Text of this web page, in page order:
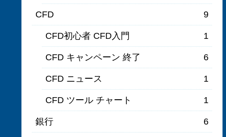
CFD 9
CFD初心者 CFD入門 1
CFD キャンペーン 終了 6
CFD ニュース 1
CFD ツール チャート 1
銀行 6